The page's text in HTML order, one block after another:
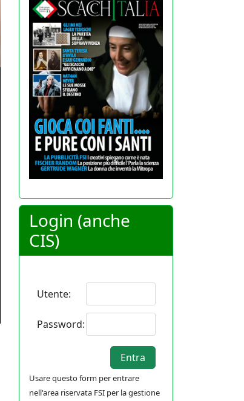
Login (anche
CIS)
Utente:
Password:
Usare questo form per entrare
nell'area riservata FSI per la gestione